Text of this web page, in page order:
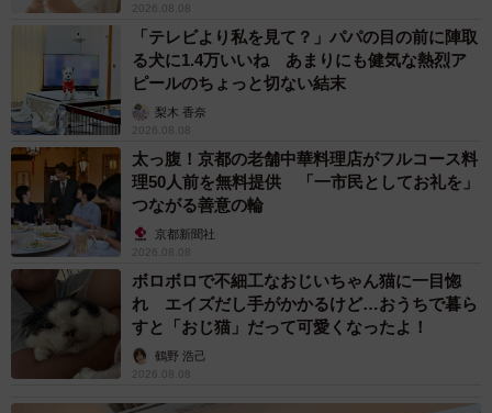
2026.08.08
「テレビより私を見て？」パパの目の前に陣取
る犬に1.4万いいね あまりにも健気な熱烈ア
ピールのちょっと切ない結末
梨木 香奈
2026.08.08
太っ腹！京都の老舗中華料理店がフルコース料
理50人前を無料提供 「一市民としてお礼を」
つながる善意の輪
京都新聞社
2026.08.08
ボロボロで不細工なおじいちゃん猫に一目惚
れ エイズだし手がかかるけど…おうちで暮ら
すと「おじ猫」だって可愛くなったよ！
鶴野 浩己
2026.08.08